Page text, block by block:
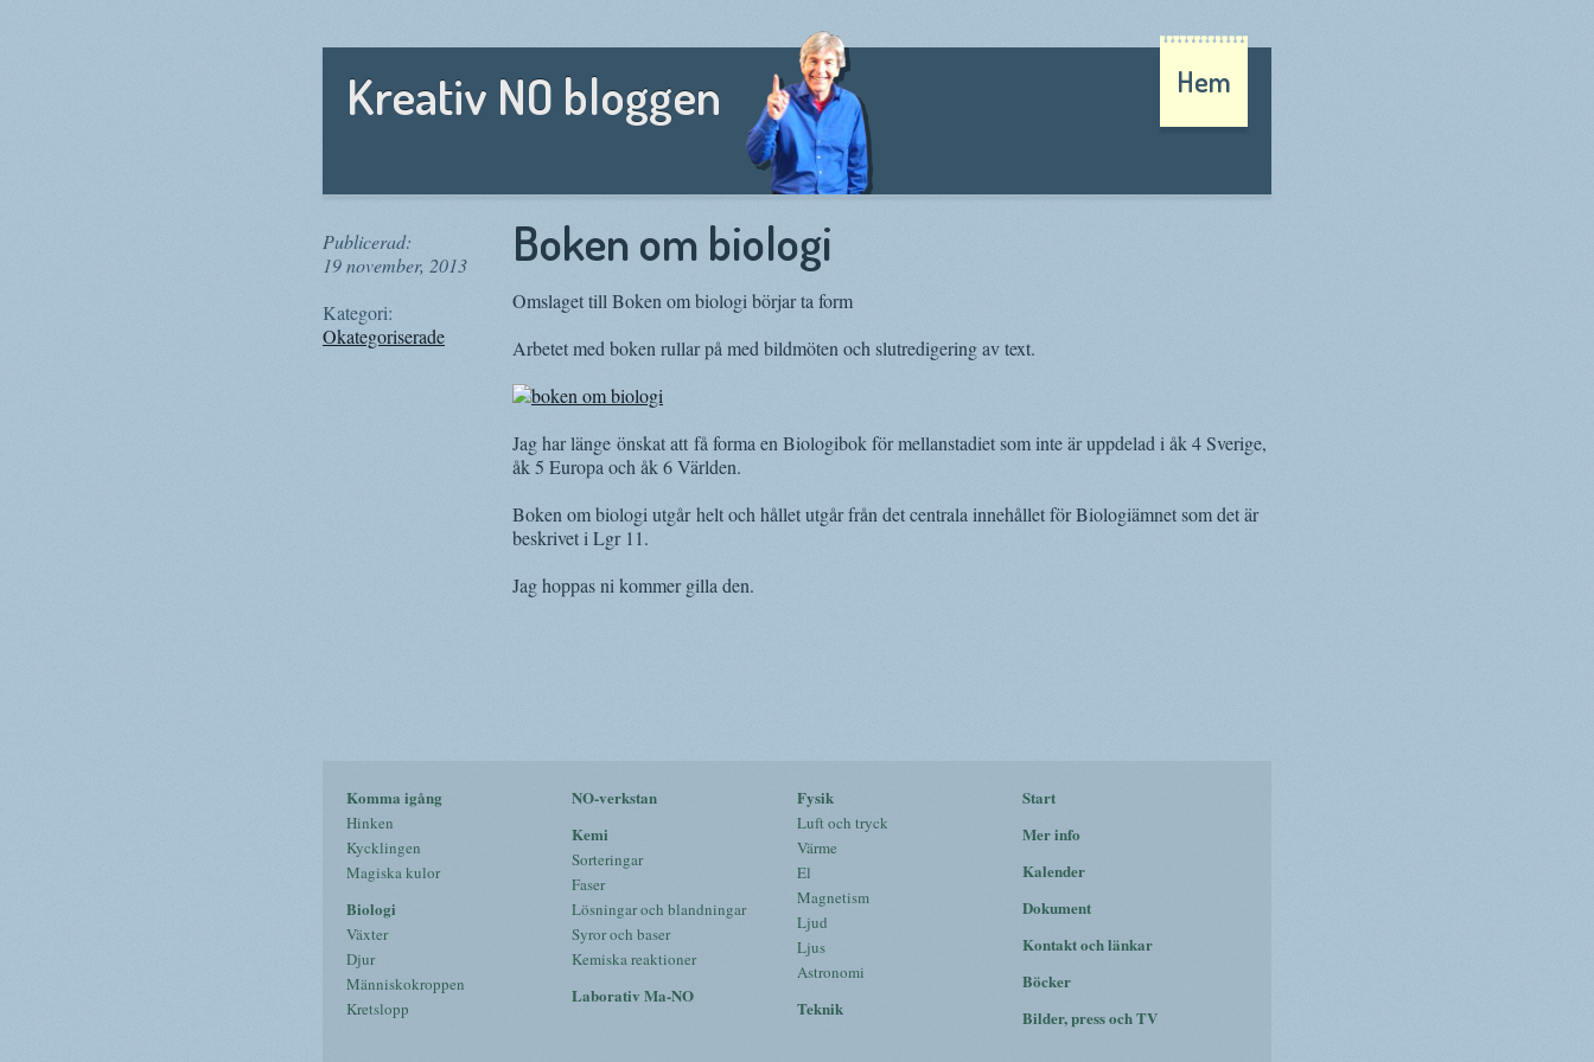
Kreativ NO bloggen Hem
Publicerad:
19 november, 2013
Kategori:
Okategoriserade
Boken om biologi
Omslaget till Boken om biologi börjar ta form
Arbetet med boken rullar på med bildmöten och slutredigering av text.
Jag har länge önskat att få forma en Biologibok för mellanstadiet som inte är uppdelad i åk 4 Sverige,
åk 5 Europa och åk 6 Världen.
Boken om biologi utgår helt och hållet utgår från det centrala innehållet för Biologiämnet som det är
beskrivet i Lgr 11.
Jag hoppas ni kommer gilla den.
Komma igång
Hinken
Kycklingen
Magiska kulor
Biologi
Växter
Djur
Människokroppen
Kretslopp
NO-verkstan
Kemi
Sorteringar
Faser
Lösningar och blandningar
Syror och baser
Kemiska reaktioner
Laborativ Ma-NO
Fysik
Luft och tryck
Värme
El
Magnetism
Ljud
Ljus
Astronomi
Teknik
Start
Mer info
Kalender
Dokument
Kontakt och länkar
Böcker
Bilder, press och TV